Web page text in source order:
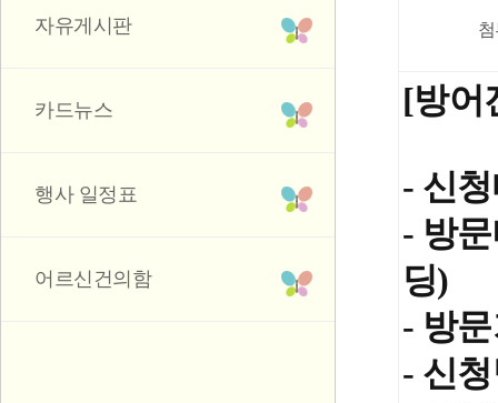
자유게시판
카드뉴스
행사 일정표
어르신건의함
​[방어
- 신
- 방
딩)
- 방
- 신